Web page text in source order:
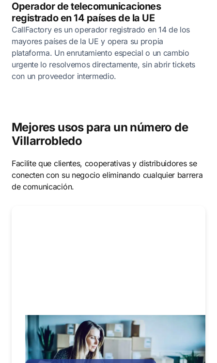
Operador de telecomunicaciones
registrado en 14 países de la UE
CallFactory es un operador registrado en 14 de los
mayores países de la UE y opera su propia
plataforma. Un enrutamiento especial o un cambio
urgente lo resolvemos directamente, sin abrir tickets
con un proveedor intermedio.
Mejores usos para un número de
Villarrobledo
Facilite que clientes, cooperativas y distribuidores se
conecten con su negocio eliminando cualquier barrera
de comunicación.